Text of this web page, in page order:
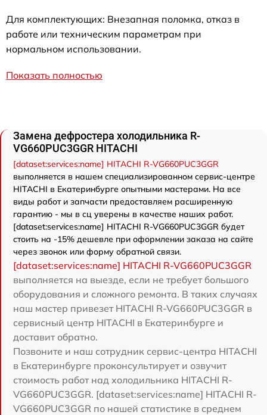
Для комплектующих: Внезапная поломка, отказ в
работе или техническим параметрам при
нормальном использовании.
Показать полностью
Замена дефростера холодильника R-
VG660PUC3GGR HITACHI
[dataset:services:name] HITACHI R-VG660PUC3GGR
выполняется в нашем специализированном сервис-центре
HITACHI в Екатеринбурге опытными мастерами. На все
виды работ и запчасти предоставляем расширенную
гарантию - мы в сц уверены в качестве наших работ.
[dataset:services:name] HITACHI R-VG660PUC3GGR будет
стоить на -15% дешевле при оформлении заказа на сайте
через звонок или форму обратной связи.
[dataset:services:name] HITACHI R-VG660PUC3GGR
выполняется на выезде, если не требует большого
оборудования и сложного ремонта. В таких случаях
наш мастер привезет HITACHI R-VG660PUC3GGR в
сервисный центр HITACHI в Екатеринбурге и
доставит обратно.
Позвоните и наш сотрудник сервис-центра HITACHI
в Екатеринбурге проконсультирует и озвучит
стоимость работ над холодильника HITACHI R-
VG660PUC3GGR. [dataset:services:name] HITACHI R-
VG660PUC3GGR по нашей статистике в среднем